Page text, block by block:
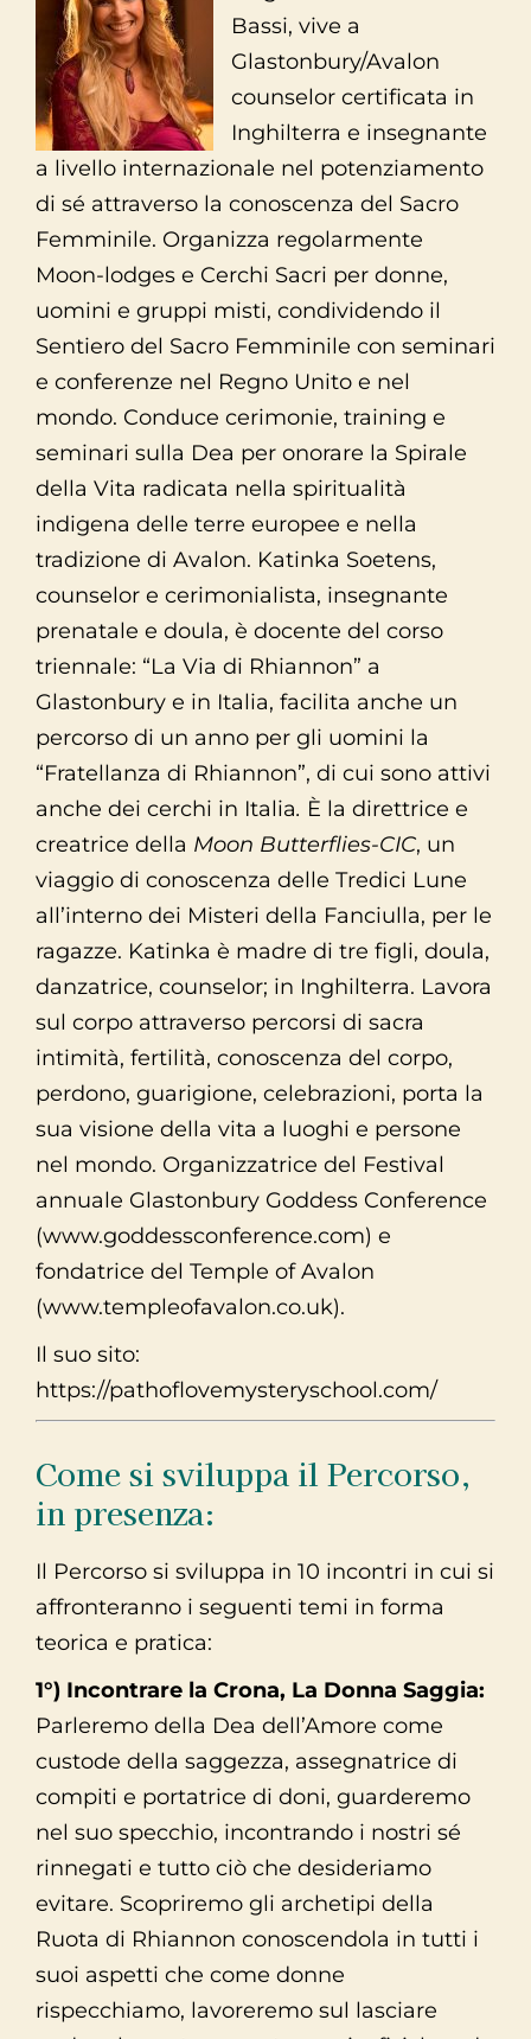
Bassi, vive a
Glastonbury/Avalon
counselor certificata in
Inghilterra e insegnante
a livello internazionale nel potenziamento
di sé attraverso la conoscenza del Sacro
Femminile. Organizza regolarmente
Moon-lodges e Cerchi Sacri per donne,
uomini e gruppi misti, condividendo il
Sentiero del Sacro Femminile con seminari
e conferenze nel Regno Unito e nel
mondo. Conduce cerimonie, training e
seminari sulla Dea per onorare la Spirale
della Vita radicata nella spiritualità
indigena delle terre europee e nella
tradizione di Avalon. Katinka Soetens,
counselor e cerimonialista, insegnante
prenatale e doula, è docente del corso
triennale: “La Via di Rhiannon” a
Glastonbury e in Italia, facilita anche un
percorso di un anno per gli uomini la
“Fratellanza di Rhiannon”, di cui sono attivi
anche dei cerchi in Italia. È la direttrice e
creatrice della Moon Butterflies-CIC, un
viaggio di conoscenza delle Tredici Lune
all’interno dei Misteri della Fanciulla, per le
ragazze. Katinka è madre di tre figli, doula,
danzatrice, counselor; in Inghilterra. Lavora
sul corpo attraverso percorsi di sacra
intimità, fertilità, conoscenza del corpo,
perdono, guarigione, celebrazioni, porta la
sua visione della vita a luoghi e persone
nel mondo. Organizzatrice del Festival
annuale Glastonbury Goddess Conference
(www.goddessconference.com) e
fondatrice del Temple of Avalon
(www.templeofavalon.co.uk).
Il suo sito:
https://pathoflovemysteryschool.com/
Come si sviluppa il Percorso,
in presenza:
Il Percorso si sviluppa in 10 incontri in cui si
affronteranno i seguenti temi in forma
teorica e pratica:
1°) Incontrare la Crona, La Donna Saggia:
Parleremo della Dea dell’Amore come
custode della saggezza, assegnatrice di
compiti e portatrice di doni, guarderemo
nel suo specchio, incontrando i nostri sé
rinnegati e tutto ciò che desideriamo
evitare. Scopriremo gli archetipi della
Ruota di Rhiannon conoscendola in tutti i
suoi aspetti che come donne
rispecchiamo, lavoreremo sul lasciare